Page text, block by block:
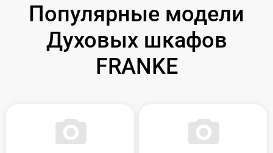
Популярные модели
Духовых шкафов
FRANKE